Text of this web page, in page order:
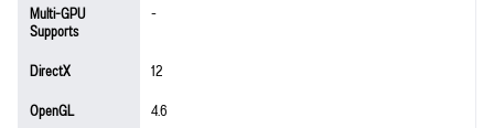
Multi-GPU
Supports
-
DirectX
12
OpenGL
4.6